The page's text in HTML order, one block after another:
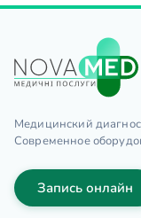
Медицинский
Современное
Запись онлайн